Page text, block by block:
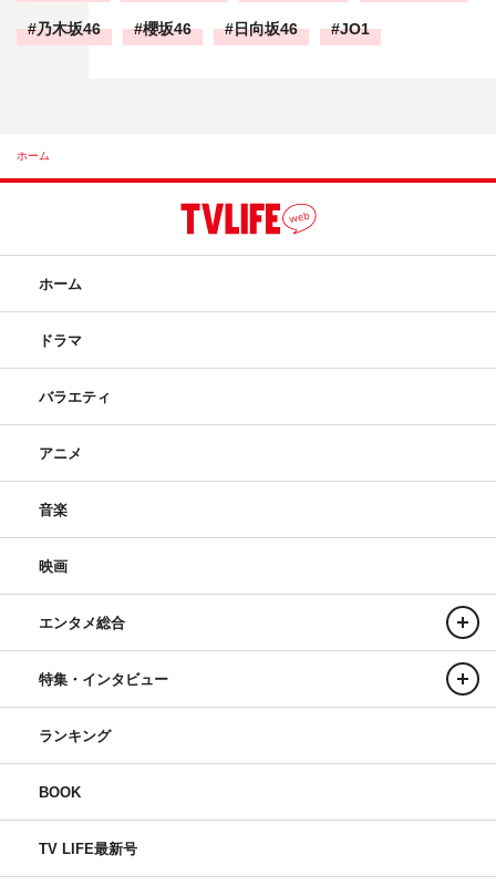
乃木坂46 櫻坂46 日向坂46 JO1
ホーム
ホーム
ドラマ
バラエティ
アニメ
音楽
映画
エンタメ総合
特集・インタビュー
ランキング
BOOK
TV LIFE最新号